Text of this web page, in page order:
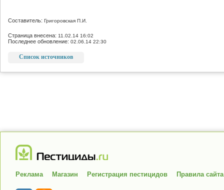
Составитель: Григоровская П.И.
Страница внесена: 11.02.14 16:02
Последнее обновление: 02.06.14 22:30
Список источников
Реклама Магазин Регистрация пестицидов Правила сайта